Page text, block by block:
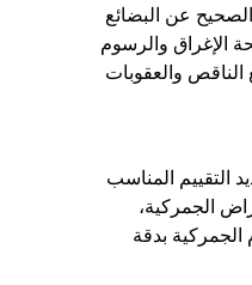
عن البضائع
الإغراق والرسوم
الناقص والعقوبات
التقييم المناسب
الجمركية،
بدقة